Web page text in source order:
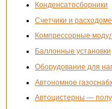
Конденсатосборники
Счетчики и
Компрессорные
Баллонные установки
Оборудование для
Автономное
Автоцистерны —